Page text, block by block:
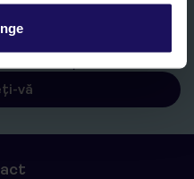
în cadrul și în scopul
datelor cu caracter
vă